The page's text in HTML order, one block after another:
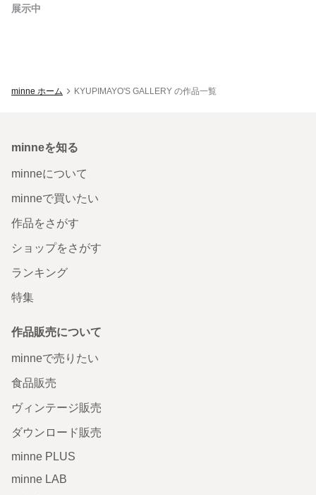
展示中
minne ホーム KYUPIMAYO'S GALLERY の作品一覧
minneを知る
minneについて
minneで買いたい
作品をさがす
ショップをさがす
ランキング
特集
作品販売について
minneで売りたい
食品販売
ヴィンテージ販売
ダウンロード販売
minne PLUS
minne LAB